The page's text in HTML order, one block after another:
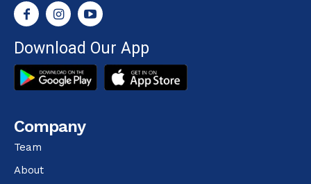
Download Our App
Company
Team
About